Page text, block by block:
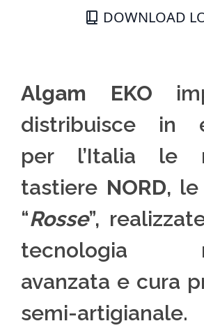
DOWNLOAD
Algam EKO
distribuisce in
per l’Italia le
tastiere NORD, le
“Rosse”,
tecnologia
avanzata e cura
semi-